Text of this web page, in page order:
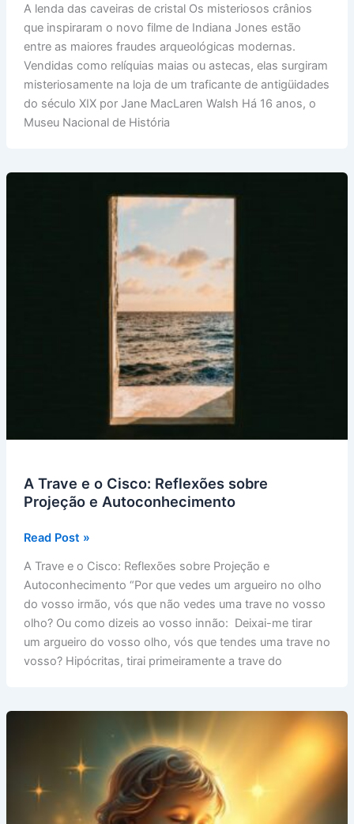
das
caveiras
de
cristal
A lenda das caveiras de cristal Os misteriosos crânios
que inspiraram o novo filme de Indiana Jones estão
entre as maiores fraudes arqueológicas modernas.
Vendidas como relíquias maias ou astecas, elas surgiram
misteriosamente na loja de um traficante de antigüidades
do século XIX por Jane MacLaren Walsh Há 16 anos, o
Museu Nacional de História
A Trave e o Cisco: Reflexões sobre
Projeção e Autoconhecimento
A
e
o
Cisco:
Reflexões
sobre
Projeção
Autoconhecimento
Read Post »
A Trave e o Cisco: Reflexões sobre Projeção e
Autoconhecimento “Por que vedes um argueiro no olho
do vosso irmão, vós que não vedes uma trave no vosso
olho? Ou como dizeis ao vosso innão: Deixai-me tirar
um argueiro do vosso olho, vós que tendes uma trave no
vosso? Hipócritas, tirai primeiramente a trave do